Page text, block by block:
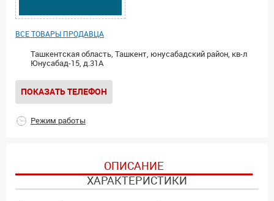
ВСЕ ТОВАРЫ ПРОДАВЦА
Ташкентская область, Ташкент, юнусабадский район, кв-л
Юнусабад-15, д.31А
ПОКАЗАТЬ ТЕЛЕФОН
Режим работы
ОПИСАНИЕ
ХАРАКТЕРИСТИКИ